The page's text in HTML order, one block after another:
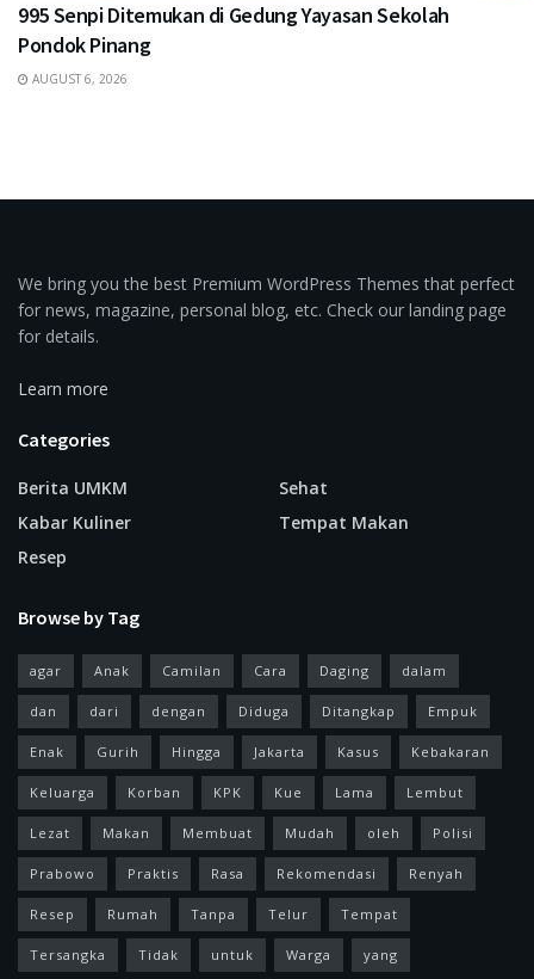
995 Senpi Ditemukan di Gedung Yayasan Sekolah
Pondok Pinang
AUGUST 6, 2026
We bring you the best Premium WordPress Themes that perfect
for news, magazine, personal blog, etc. Check our landing page
for details.
Learn more
Categories
Berita UMKM
Kabar Kuliner
Resep
Sehat
Tempat Makan
Browse by Tag
agar Anak Camilan Cara Daging dalam
dan dari dengan Diduga Ditangkap Empuk
Enak Gurih Hingga Jakarta Kasus Kebakaran
Keluarga Korban KPK Kue Lama Lembut
Lezat Makan Membuat Mudah oleh Polisi
Prabowo Praktis Rasa Rekomendasi Renyah
Resep Rumah Tanpa Telur Tempat
Tersangka Tidak untuk Warga yang